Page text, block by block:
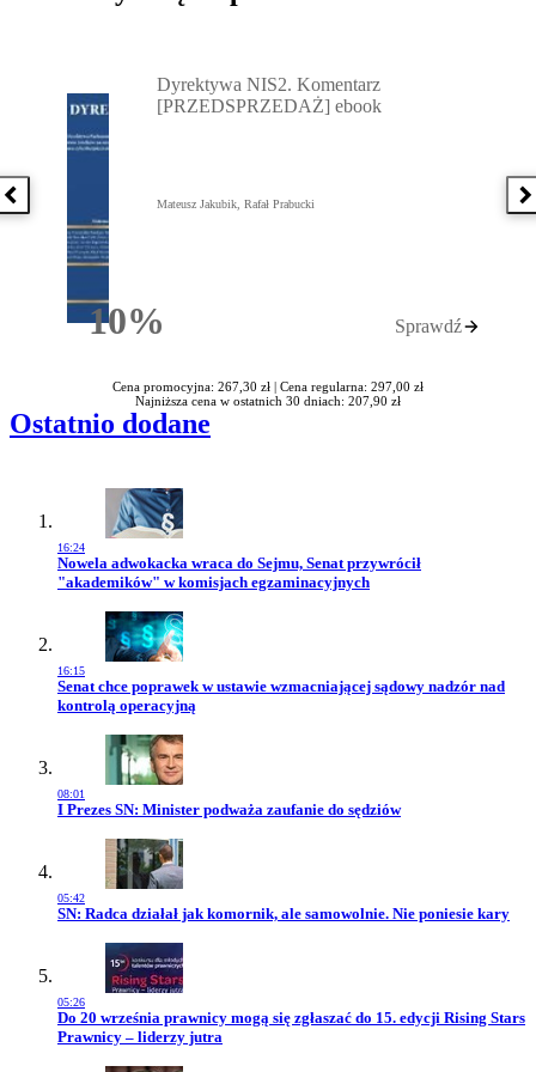
Poprzednia książka
10%Rabatu
Dyrektywa NIS2. Komentarz
[PRZEDSPRZEDAŻ] ebook
Mateusz Jakubik, Rafał Prabucki
Sprawdź
Cena promocyjna: 267,30 zł | Cena regularna: 297,00 zł
Najniższa cena w ostatnich 30 dniach: 207,90 zł
Ostatnio dodane
16:24
Przejdź do artykułu:
Nowela adwokacka wraca do Sejmu, Senat przywrócił
"akademików" w komisjach egzaminacyjnych
16:15
Przejdź do artykułu:
Senat chce poprawek w ustawie wzmacniającej sądowy nadzór nad
kontrolą operacyjną
08:01
Przejdź do artykułu:
I Prezes SN: Minister podważa zaufanie do sędziów
05:42
Przejdź do artykułu:
SN: Radca działał jak komornik, ale samowolnie. Nie poniesie kary
05:26
Przejdź do artykułu:
Do 20 września prawnicy mogą się zgłaszać do 15. edycji Rising Stars
Prawnicy – liderzy jutra